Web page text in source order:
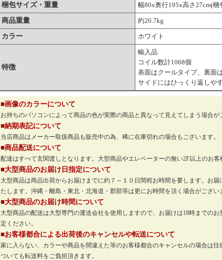
梱包サイズ・重量 幅80x奥行195x高さ27cm(梱
商品重量 約20.7kg
カラー ホワイト
特徴
輸入品
コイル数計1068個
表面はクールタイプ、裏面
サイドにはひっくり返しや
■画像のカラーについて
お持ちのパソコンによって商品の色が実際の商品と異なって見えてしまう場合が
■納期表記について
当店商品はメーカー取扱商品も販売中の為、稀に在庫切れの場合もございます。
■商品配送について
配達はすべて玄関渡しとなります。大型商品やエレベーターの無い2F以上のお
■大型商品のお届け日指定について
大型商品は商品出荷からお届けまでに約７～１０日間程お時間を要します。お
たします。沖縄・離島・東北・北海道・郡部等は更にお時間を頂く場合がござい
■大型商品のお届け時間について
大型商品の配送は大型専門の運送会社を使用しますので、お届けは18時までの
定ください。
■お客様都合による出荷後のキャンセルや転送について
家に入らない、カラーや商品を間違えた等のお客様都合のキャンセルの場合は
ついても転送料をご負担頂きます。